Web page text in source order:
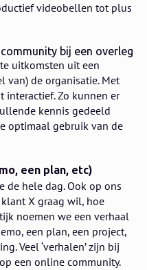
videobellen tot plus
bij een overleg
uitkomsten uit een
van) de organisatie. Met
interactief. Zo kunnen er
kennis gedeeld
optimaal gebruik van de
een plan, etc)
de hele dag. Ook op ons
X graag wil, hoe
noemen we een verhaal
een plan, een project,
Veel ‘verhalen’ zijn bij
een online community.